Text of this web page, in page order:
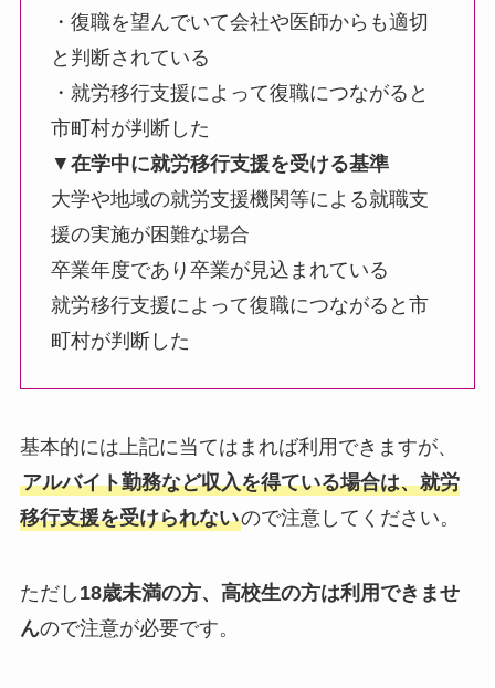
・復職を望んでいて会社や医師からも適切
と判断されている
・就労移行支援によって復職につながると
市町村が判断した
▼ 在学中に就労移行支援を受ける基準
大学や地域の就労支援機関等による就職支
援の実施が困難な場合
卒業年度であり卒業が見込まれている
就労移行支援によって復職につながると市
町村が判断した
基本的には上記に当てはまれば利用できますが、
アルバイト勤務など収入を得ている場合は、就労
移行支援を受けられないので注意してください。
ただし 18歳未満の方、高校生の方は利用できませ
んので注意が必要です。